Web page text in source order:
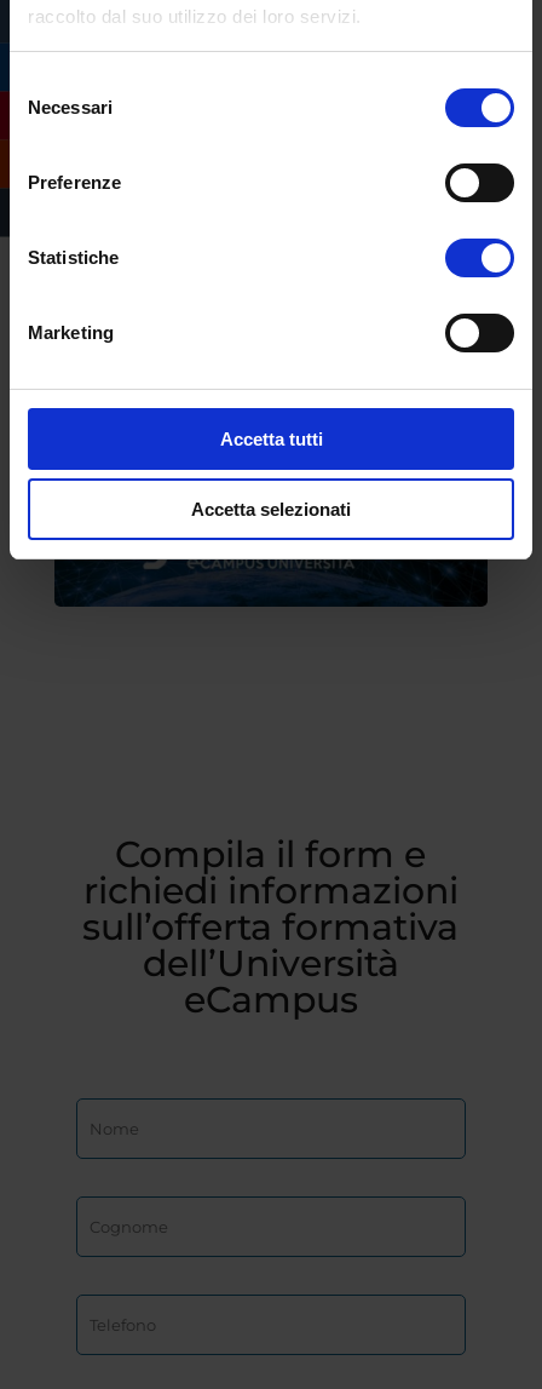
raccolto dal suo utilizzo dei loro servizi.
delNecessari
Preferenze
Statistiche
Marketing
Accetta tutti
Accetta selezionati
cartoncino telato
, gesso, materiali poveri,
Compila il form e
richiedi informazioni
sull’offerta formativa
dell’Università
eCampus